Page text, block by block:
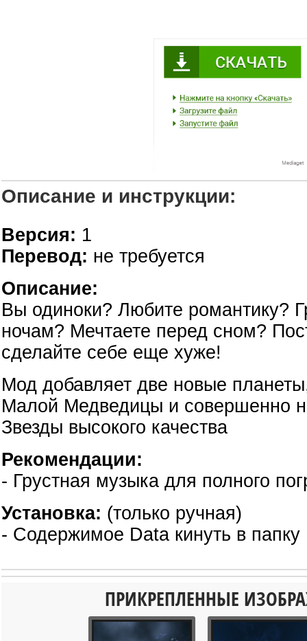
Описание и инструкции:
Версия: 1
Перевод: не требуется
Описание:
Вы одиноки? Любите романтику?
ночам? Мечтаете перед сном?
сделайте себе еще хуже!
Мод добавляет две новые
Малой Медведицы и совершенно
Звезды высокого качества
Рекомендации:
- Грустная музыка для полного
Установка: (только ручная)
- Содержимое Data кинуть в папку
ПРИКРЕПЛЕННЫЕ